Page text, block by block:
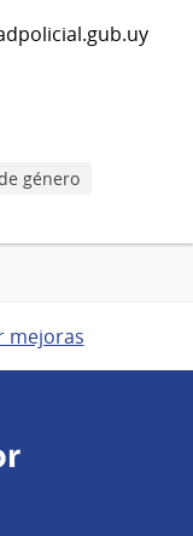
género
mejoras